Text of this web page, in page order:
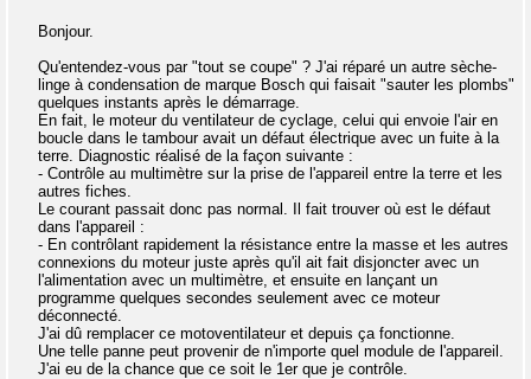
Bonjour.
Qu'entendez-vous par "tout se coupe" ? J'ai réparé un autre sèche-
linge à condensation de marque Bosch qui faisait "sauter les plombs"
quelques instants après le démarrage.
En fait, le moteur du ventilateur de cyclage, celui qui envoie l'air en
boucle dans le tambour avait un défaut électrique avec un fuite à la
terre. Diagnostic réalisé de la façon suivante :
- Contrôle au multimètre sur la prise de l'appareil entre la terre et les
autres fiches.
Le courant passait donc pas normal. Il fait trouver où est le défaut
dans l'appareil :
- En contrôlant rapidement la résistance entre la masse et les autres
connexions du moteur juste après qu'il ait fait disjoncter avec un
l'alimentation avec un multimètre, et ensuite en lançant un
programme quelques secondes seulement avec ce moteur
déconnecté.
J'ai dû remplacer ce motoventilateur et depuis ça fonctionne.
Une telle panne peut provenir de n'importe quel module de l'appareil.
J'ai eu de la chance que ce soit le 1er que je contrôle.